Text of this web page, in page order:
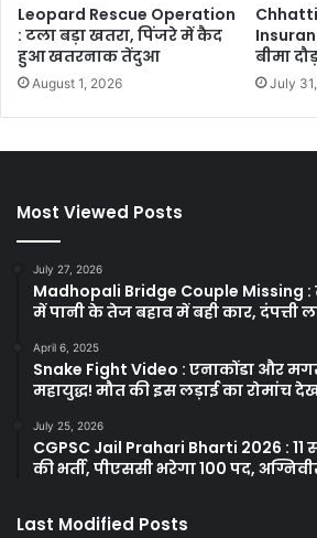
Leopard Rescue Operation
: टला बड़ा खतरा, पिंजरे में कैद
हुआ खतरनाक तेंदुआ
August 1, 2026
बीमा
July
Most Viewed Posts
July 27, 2026
Madhopali Bridge Couple Missing :
में पानी के तेज बहाव में बही कार, दंपत्ती
April 6, 2025
Snake Fight Video : एनाकोंडा और
महायुद्ध! मौत की इस लड़ाई का रोमांच
July 25, 2026
CGPSC Jail Prahari Bharti 2026 : 11
की भर्ती, पीएससी भरेगा 100 पद,
Last Modified Posts